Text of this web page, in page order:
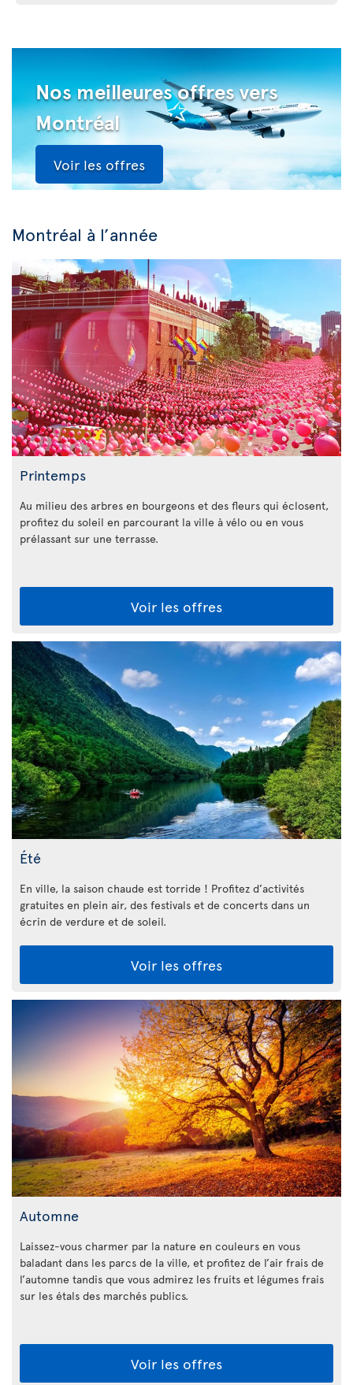
Nos meilleures offres vers
Montréal
Voir les offres
Montréal à l’année
Printemps
Au milieu des arbres en bourgeons et des fleurs qui éclosent,
profitez du soleil en parcourant la ville à vélo ou en vous
prélassant sur une terrasse.
Voir les offres
Été
En ville, la saison chaude est torride ! Profitez d’activités
gratuites en plein air, des festivals et de concerts dans un
écrin de verdure et de soleil.
Voir les offres
Automne
Laissez-vous charmer par la nature en couleurs en vous
baladant dans les parcs de la ville, et profitez de l’air frais de
l’automne tandis que vous admirez les fruits et légumes frais
sur les étals des marchés publics.
Voir les offres